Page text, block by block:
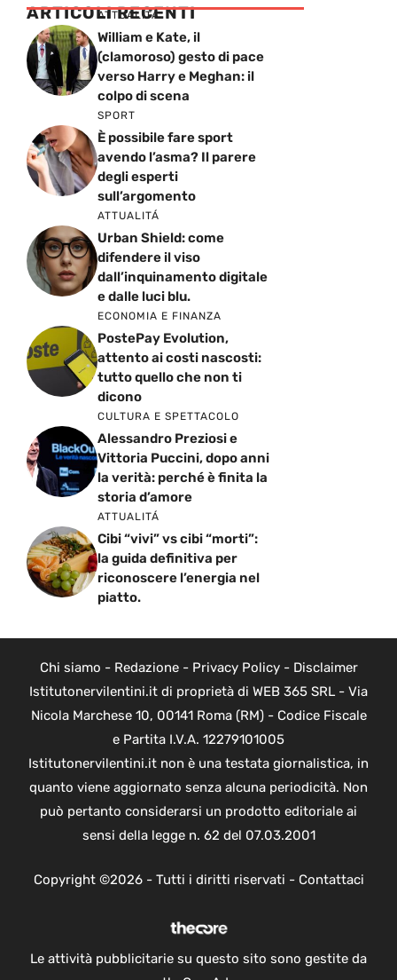
ARTICOLI RECENTI
ATTUALITÁ
William e Kate, il
(clamoroso) gesto di pace
verso Harry e Meghan: il
colpo di scena
SPORT
È possibile fare sport
avendo l’asma? Il parere
degli esperti
sull’argomento
ATTUALITÁ
Urban Shield: come
difendere il viso
dall’inquinamento digitale
e dalle luci blu.
ECONOMIA E FINANZA
PostePay Evolution,
attento ai costi nascosti:
tutto quello che non ti
dicono
CULTURA E SPETTACOLO
Alessandro Preziosi e
Vittoria Puccini, dopo anni
la verità: perché è finita la
storia d’amore
ATTUALITÁ
Cibi “vivi” vs cibi “morti”:
la guida definitiva per
riconoscere l’energia nel
piatto.
Chi siamo - Redazione- Privacy Policy- Disclaimer
Istitutonervilentini.it di proprietà di WEB 365 SRL - Via
Nicola Marchese 10, 00141 Roma (RM) - Codice Fiscale
e Partita I.V.A. 12279101005
Istitutonervilentini.it non è una testata giornalistica, in
quanto viene aggiornato senza alcuna periodicità. Non
può pertanto considerarsi un prodotto editoriale ai
sensi della legge n. 62 del 07.03.2001
Copyright ©2026 - Tutti i diritti riservati - Contattaci
Le attività pubblicitarie su questo sito sono gestite da